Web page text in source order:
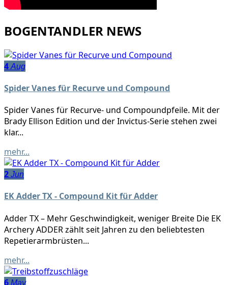
BOGENTANDLER NEWS
4 Aug
Spider Vanes für Recurve und Compound
Spider Vanes für Recurve- und Compoundpfeile. Mit der
Brady Ellison Edition und der Invictus-Serie stehen zwei
klar...
mehr...
2 Jun
EK Adder TX - Compound Kit für Adder
Adder TX – Mehr Geschwindigkeit, weniger Breite Die EK
Archery ADDER zählt seit Jahren zu den beliebtesten
Repetierarmbrüsten...
mehr...
6 May